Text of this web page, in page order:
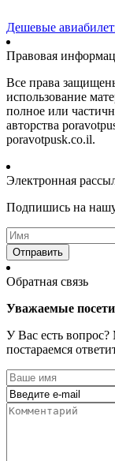
Дешевые
Правовая
Все права
использование
полное или
авторства
poravotpusk.co.il.
Электронная
Подпишись на
Отправить
Обратная связь
Уважаемые
У Вас есть
постараемся